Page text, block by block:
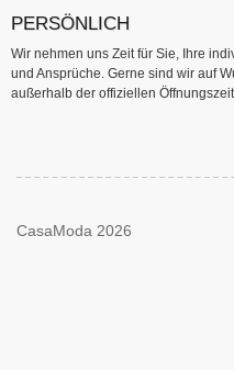
PERSÖNLICH
Wir nehmen uns Zeit für Sie, Ihre
und Ansprüche. Gerne sind wir auf
außerhalb der offiziellen
CasaModa 2026